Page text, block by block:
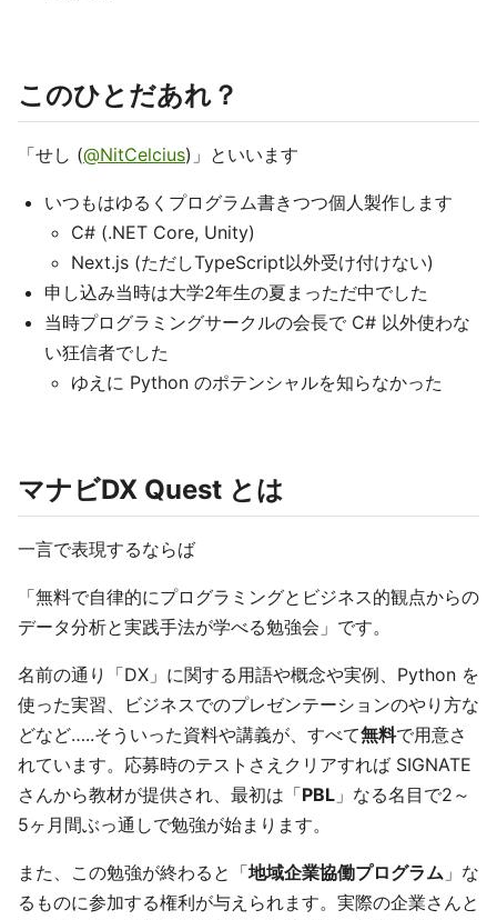
このひとだあれ？
「せし (@NitCelcius)」といいます
いつもはゆるくプログラム書きつつ個人製作します
C# (.NET Core, Unity)
Next.js (ただしTypeScript以外受け付けない)
申し込み当時は大学2年生の夏まっただ中でした
当時プログラミングサークルの会長で C# 以外使わな
い狂信者でした
ゆえに Python のポテンシャルを知らなかった
マナビDX Quest とは
一言で表現するならば
「無料で自律的にプログラミングとビジネス的観点からの
データ分析と実践手法が学べる勉強会」です。
名前の通り「DX」に関する用語や概念や実例、Python を
使った実習、ビジネスでのプレゼンテーションのやり方な
どなど…..そういった資料や講義が、すべて無料で用意さ
れています。応募時のテストさえクリアすれば SIGNATE
さんから教材が提供され、最初は「PBL 」なる名目で2～
5ヶ月間ぶっ通しで勉強が始まります。
また、この勉強が終わると「地域企業協働プログラム 」な
るものに参加する権利が与えられます。実際の企業さんと